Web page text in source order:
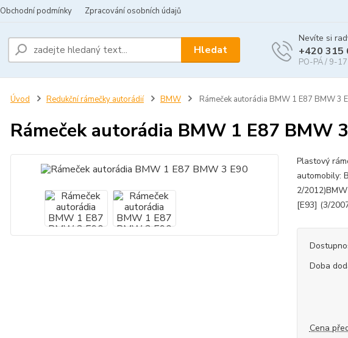
Obchodní podmínky Zpracování osobních údajů
Hledat
Nevíte si
+420 315
PO-PÁ / 9-
Úvod Redukční rámečky autorádií BMW Rámeček autorádia BMW 1 E87 BMW 3
Rámeček autorádia BMW 1 E87 BMW
Plastový
automobily:
2/
[E93] (3/
Doba
Cena